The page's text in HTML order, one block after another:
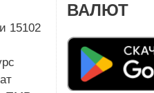
15102
ВАЛЮТ